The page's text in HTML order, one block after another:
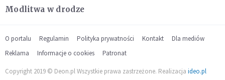
Modlitwa w drodze
O portalu Regulamin Polityka prywatności Kontakt
Dla mediów
Reklama
Informacje o cookies Patronat
Copyright 2019 © Deon.pl Wszystkie prawa zastrzeżone. Realizacja ideo.pl